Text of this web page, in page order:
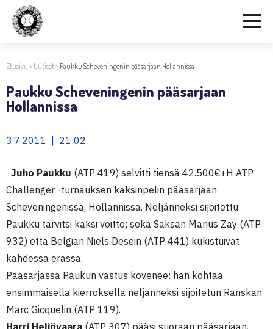
Etusivu > Uutiset> Paukku Scheveningenin pääsarjaan Hollannissa
Paukku Scheveningenin pääsarjaan
Hollannissa
3.7.2011 | 21:02
Juho Paukku (ATP 419) selvitti tiensä 42.500€+H ATP
Challenger -turnauksen kaksinpelin pääsarjaan
Scheveningenissä, Hollannissa. Neljänneksi sijoitettu
Paukku tarvitsi kaksi voitto; sekä Saksan Marius Zay (ATP
932) että Belgian Niels Desein (ATP 441) kukistuivat
kahdessa erässä.
Pääsarjassa Paukun vastus kovenee: hän kohtaa
ensimmäisellä kierroksella neljänneksi sijoitetun Ranskan
Marc Gicquelin (ATP 119).
Harri Heliövaara (ATP 307) pääsi suoraan pääsarjaan,